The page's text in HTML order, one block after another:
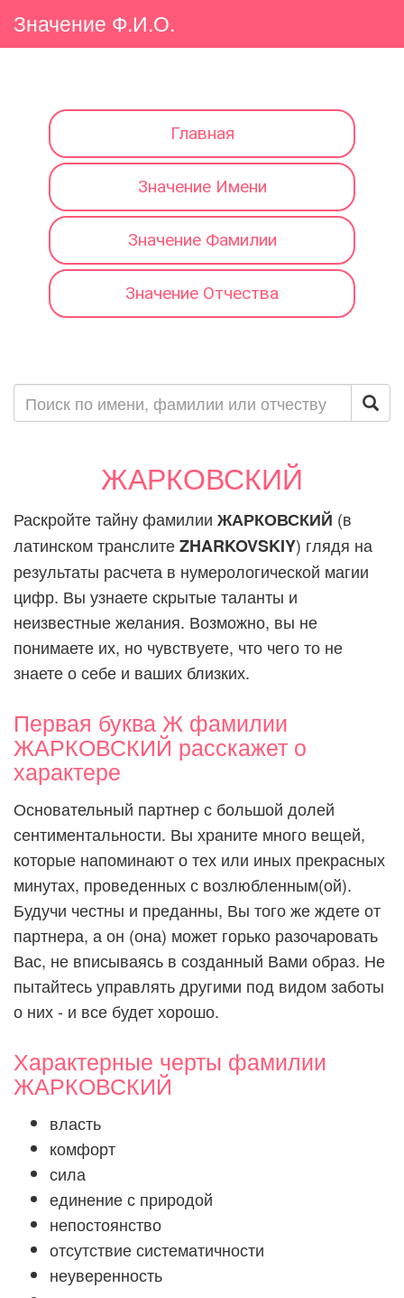
Значение Ф.И.О.
Главная
Значение Имени
Значение Фамилии
Значение Отчества
ЖАРКОВСКИЙ
Раскройте тайну фамилии ЖАРКОВСКИЙ (в
латинском транслитеZHARKOVSKIY) глядя на
результаты расчета в нумерологической магии
цифр. Вы узнаете скрытые таланты и
неизвестные желания. Возможно, вы не
понимаете их, но чувствуете, что чего то не
знаете о себе и ваших близких.
Первая буква Ж фамилии
ЖАРКОВСКИЙ расскажет о
характере
Основательный партнер с большой долей
сентиментальности. Вы храните много вещей,
которые напоминают о тех или иных прекрасных
минутах, проведенных с возлюбленным(ой).
Будучи честны и преданны, Вы того же ждете от
партнера, а он (она) может горько разочаровать
Вас, не вписываясь в созданный Вами образ. Не
пытайтесь управлять другими под видом заботы
о них - и все будет хорошо.
Характерные черты фамилии
ЖАРКОВСКИЙ
власть
комфорт
сила
единение с природой
непостоянство
отсутствие систематичности
неуверенность